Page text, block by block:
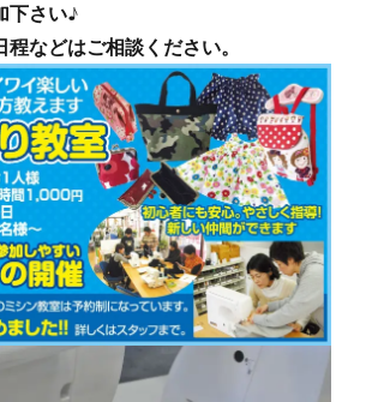
下さい♪
などはご相談ください。